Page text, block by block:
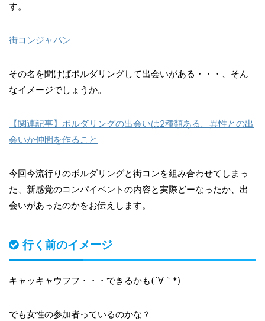
す。
街コンジャパン
その名を聞けばボルダリングして出会いがある・・・、そん
なイメージでしょうか。
【関連記事】ボルダリングの出会いは2種類ある。異性との出
会いか仲間を作ること
今回今流行りのボルダリングと街コンを組み合わせてしまっ
た、新感覚のコンパイベントの内容と実際どーなったか、出
会いがあったのかをお伝えします。
行く前のイメージ
キャッキャウフフ・・・できるかも(´∀｀*)
でも女性の参加者っているのかな？